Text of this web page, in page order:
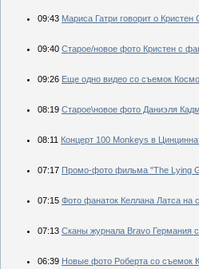
09:43 Мариса Гатри говорит о
09:40 Старое/новое фото Кристен с
09:26 Еще одно видео со съемок
08:19 Старое\новое фото Даниэля
08:11 Концерт 100 Monkeys в
07:17 Промо-фото фильма "The Lying
07:15 Фото фанаток Келлана Латса
07:13 Сканы журнала Bravo Германия
06:39 Новые фото Роберта со съемок